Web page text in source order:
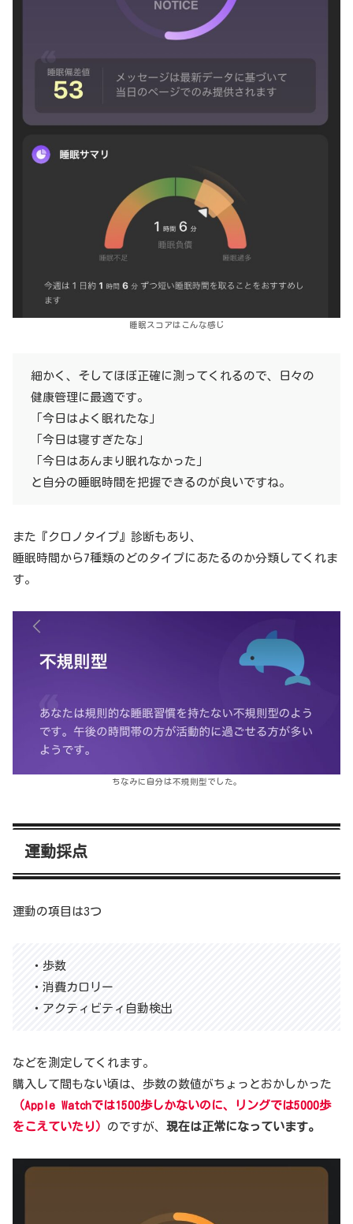
睡眠スコアはこんな感じ
細かく、そしてほぼ正確に測ってくれるので、日々の
健康管理に最適です。
「今日はよく眠れたな」
「今日は寝すぎたな」
「今日はあんまり眠れなかった」
と自分の睡眠時間を把握できるのが良いですね。
また『クロノタイプ』診断もあり、
睡眠時間から7種類のどのタイプにあたるのか分類してくれま
す。
ちなみに自分は不規則型でした。
運動採点
運動の項目は3つ
・歩数
・消費カロリー
・アクティビティ自動検出
などを測定してくれます。
購入して間もない頃は、歩数の数値がちょっとおかしかった
（Apple Watchでは1500歩しかないのに、リングでは5000歩
をこえていたり） のですが、 現在は正常になっています。